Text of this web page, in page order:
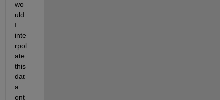
wo
uld
I
inte
rpol
ate
this
dat
a
ont